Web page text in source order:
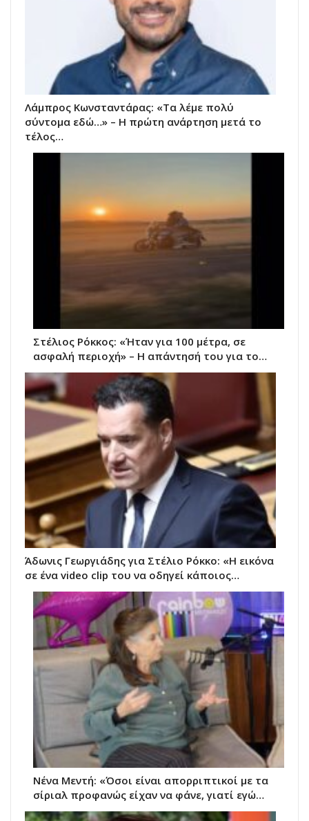
Λάμπρος Κωνσταντάρας: «Τα λέμε πολύ
σύντομα εδώ…» – Η πρώτη ανάρτηση μετά το
τέλος…
Στέλιος Ρόκκος: «Ήταν για 100 μέτρα, σε
ασφαλή περιοχή» – Η απάντησή του για το…
Άδωνις Γεωργιάδης για Στέλιο Ρόκκο: «Η εικόνα
σε ένα video clip του να οδηγεί κάποιος…
Νένα Μεντή: «Όσοι είναι απορριπτικοί με τα
σίριαλ προφανώς είχαν να φάνε, γιατί εγώ…